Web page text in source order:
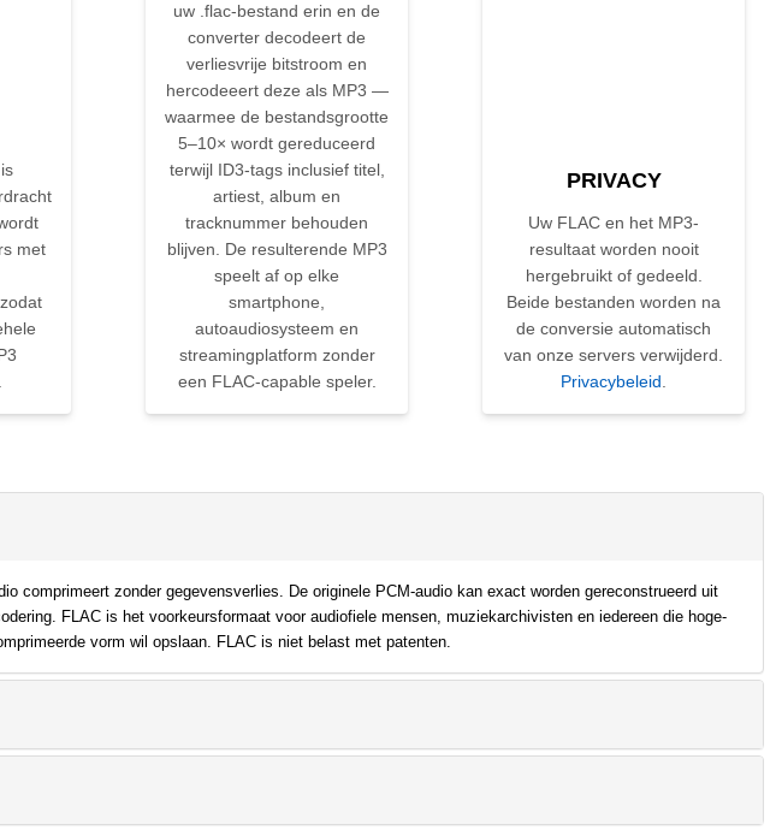
met
uw .flac-bestand erin en de
converter decodeert de
verliesvrije bitstroom en
hercodeeert deze als MP3 —
waarmee de bestandsgrootte
5–10× wordt gereduceerd
terwijl ID3-tags inclusief titel,
artiest, album en
tracknummer behouden
blijven. De resulterende MP3
speelt af op elke
smartphone,
autoaudiosysteem en
streamingplatform zonder
een FLAC-capable speler.
PRIVACY
Uw FLAC en het MP3-
resultaat worden nooit
hergebruikt of gedeeld.
Beide bestanden worden na
de conversie automatisch
van onze servers verwijderd.
Privacybeleid
comprimeert zonder gegevensverlies. De originele PCM-audio kan exact worden gereconstrueerd uit
FLAC is het voorkeursformaat voor audiofiele mensen, muziekarchivisten en iedereen die hoge-
vorm wil opslaan. FLAC is niet belast met patenten.